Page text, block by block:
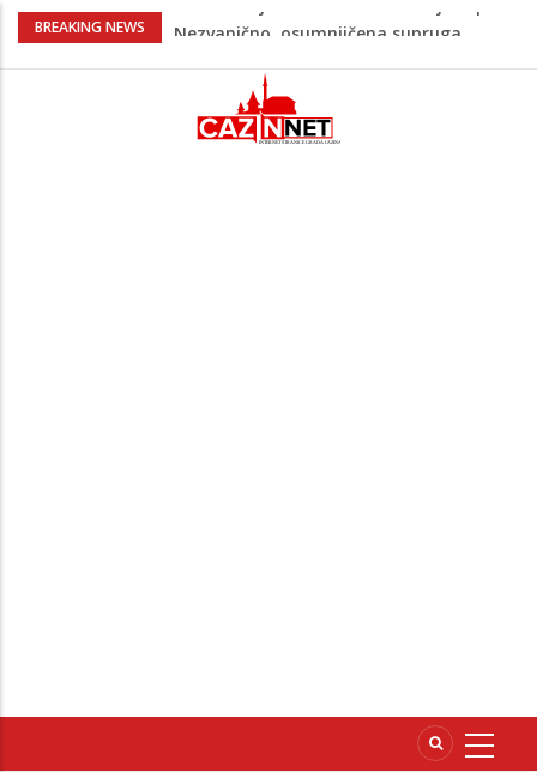
BREAKING NEWS
Na Ahiret preselila Bešić (rođ. Blažević)
Na Ahiret preselio ŠUPUK (Refik) ŠEFIK
Evo koje države su zasad za, a koje
protiv Infantina na izborima: Srbija i